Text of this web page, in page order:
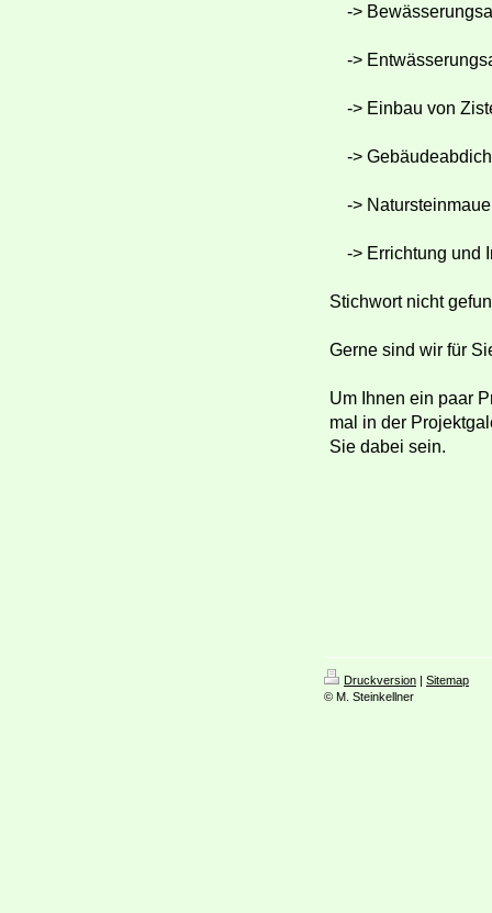
->
->
-> Einbau von
->
->
-> Errichtung und
Stichwort nicht
Gerne sind wir für
Um Ihnen ein paar
mal in der
Sie dabei sein.
Druckversion | Sitemap
© M. Steinkellner